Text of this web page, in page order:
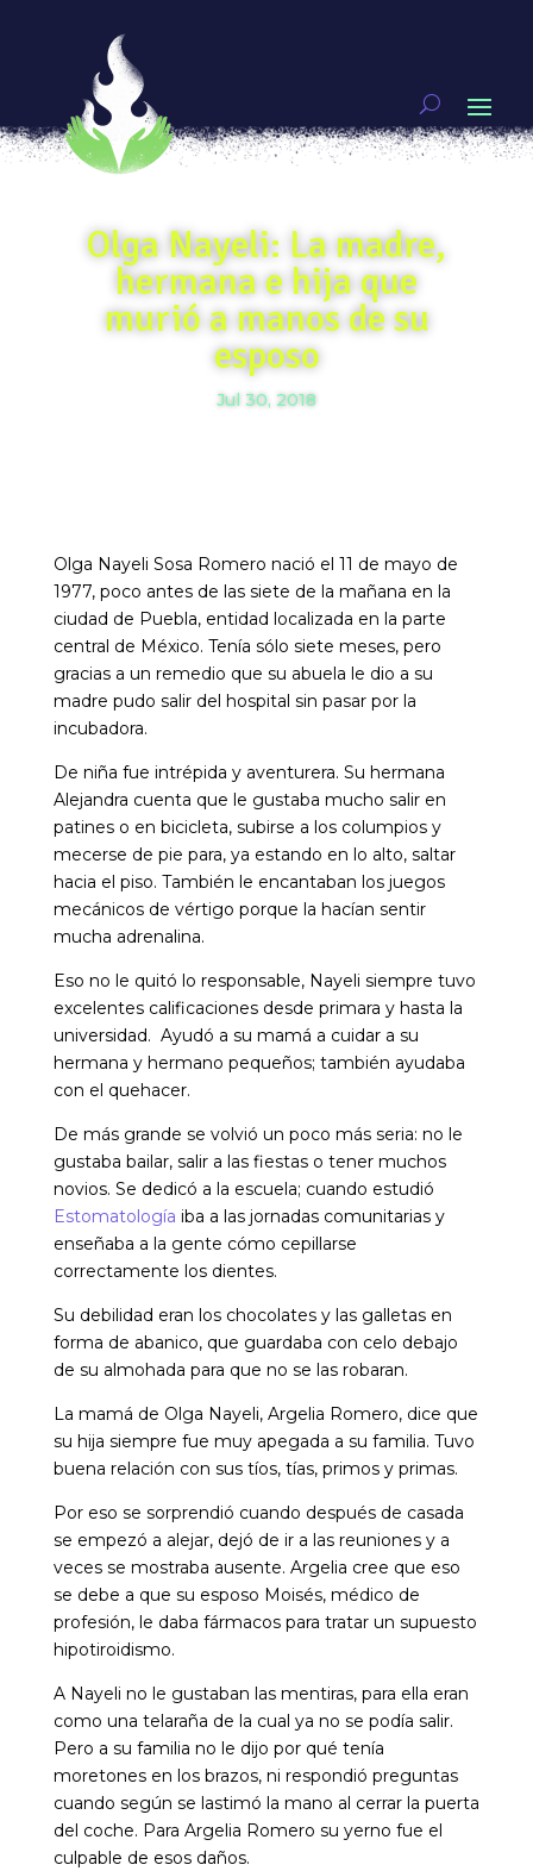
Olga Nayeli: La madre,
hermana e hija que
murió a manos de su
esposo
Jul 30, 2018
Olga Nayeli Sosa Romero nació el 11 de mayo de
1977, poco antes de las siete de la mañana en la
ciudad de Puebla, entidad localizada en la parte
central de México. Tenía sólo siete meses, pero
gracias a un remedio que su abuela le dio a su
madre pudo salir del hospital sin pasar por la
incubadora.
De niña fue intrépida y aventurera. Su hermana
Alejandra cuenta que le gustaba mucho salir en
patines o en bicicleta, subirse a los columpios y
mecerse de pie para, ya estando en lo alto, saltar
hacia el piso. También le encantaban los juegos
mecánicos de vértigo porque la hacían sentir
mucha adrenalina.
Eso no le quitó lo responsable, Nayeli siempre tuvo
excelentes calificaciones desde primara y hasta la
universidad. Ayudó a su mamá a cuidar a su
hermana y hermano pequeños; también ayudaba
con el quehacer.
De más grande se volvió un poco más seria: no le
gustaba bailar, salir a las fiestas o tener muchos
novios. Se dedicó a la escuela; cuando estudió
Estomatología iba a las jornadas comunitarias y
enseñaba a la gente cómo cepillarse
correctamente los dientes.
Su debilidad eran los chocolates y las galletas en
forma de abanico, que guardaba con celo debajo
de su almohada para que no se las robaran.
La mamá de Olga Nayeli, Argelia Romero, dice que
su hija siempre fue muy apegada a su familia. Tuvo
buena relación con sus tíos, tías, primos y primas.
Por eso se sorprendió cuando después de casada
se empezó a alejar, dejó de ir a las reuniones y a
veces se mostraba ausente. Argelia cree que eso
se debe a que su esposo Moisés, médico de
profesión, le daba fármacos para tratar un supuesto
hipotiroidismo.
A Nayeli no le gustaban las mentiras, para ella eran
como una telaraña de la cual ya no se podía salir.
Pero a su familia no le dijo por qué tenía
moretones en los brazos, ni respondió preguntas
cuando según se lastimó la mano al cerrar la puerta
del coche. Para Argelia Romero su yerno fue el
culpable de esos daños.